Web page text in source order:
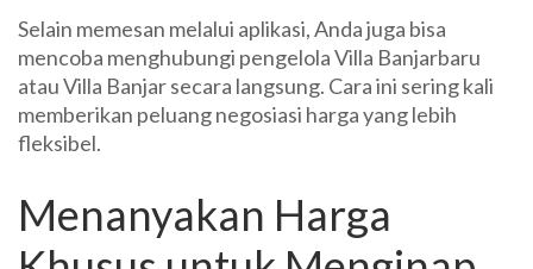
Selain memesan melalui aplikasi, Anda juga bisa
mencoba menghubungi pengelola Villa Banjarbaru
atau Villa Banjar secara langsung. Cara ini sering kali
memberikan peluang negosiasi harga yang lebih
fleksibel.
Menanyakan Harga